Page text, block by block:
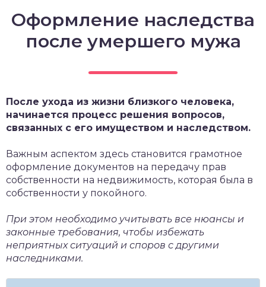
Оформление наследства
после умершего мужа
После ухода из жизни близкого человека,
начинается процесс решения вопросов,
связанных с его имуществом и наследством.
Важным аспектом здесь становится грамотное
оформление документов на передачу прав
собственности на недвижимость, которая была в
собственности у покойного.
При этом необходимо учитывать все нюансы и
законные требования, чтобы избежать
неприятных ситуаций и споров с другими
наследниками.